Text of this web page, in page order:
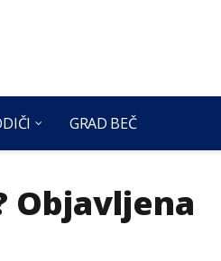
GRAD BEČ
Objavljena